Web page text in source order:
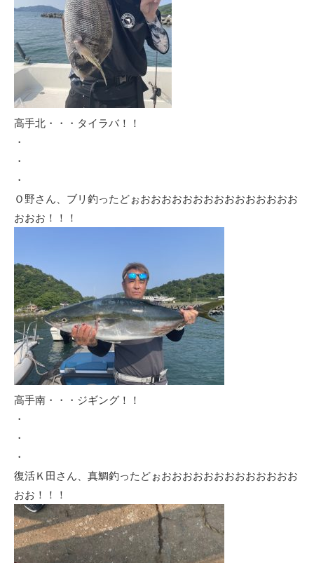
高手北・・・タイラバ！！
・
・
・
Ｏ野さん、ブリ釣ったどぉおおおおおおおおおおおおおおお
おおお！！！
高手南・・・ジギング！！
・
・
・
復活Ｋ田さん、真鯛釣ったどぉおおおおおおおおおおおおお
おお！！！